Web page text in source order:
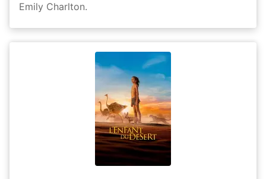
Emily Charlton.